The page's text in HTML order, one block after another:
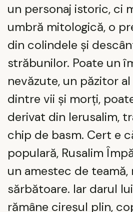
un personaj istoric, ci
umbră mitologică, o
din colindele și
străbunilor. Poate un
nevăzute, un păzitor
dintre vii și morți,
derivat din Ierusalim,
chip de basm. Cert e
populară, Rusalim
un amestec de
sărbătoare. Iar darul
rămâne cireșul plin,